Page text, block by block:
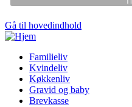
Gå til hovedindhold
Familieliv
Kvindeliv
Køkkenliv
Gravid og baby
Brevkasse